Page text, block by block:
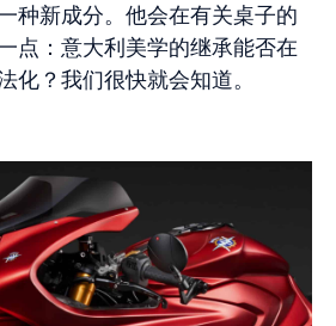
种新成分。他会在有关桌子的
点：意大利美学的继承能否在
化？我们很快就会知道。